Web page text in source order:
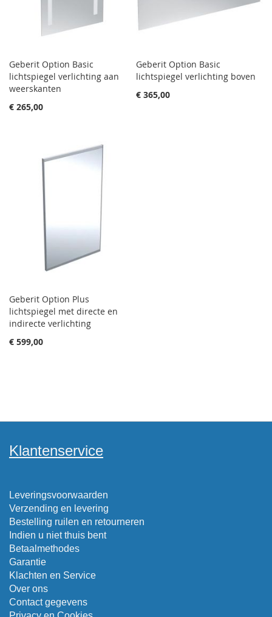
Geberit Option Basic
lichtspiegel verlichting aan
weerskanten
€ 265,00
Geberit Option Basic
lichtspiegel verlichting boven
€ 365,00
Geberit Option Plus
lichtspiegel met directe en
indirecte verlichting
€ 599,00
Klantenservice
Leveringsvoorwaarden
Verzending en levering
Bestelling ruilen en retourneren
Indien u niet thuis bent
Betaalmethodes
Garantie
Klachten en Service
Over ons
Contact gegevens